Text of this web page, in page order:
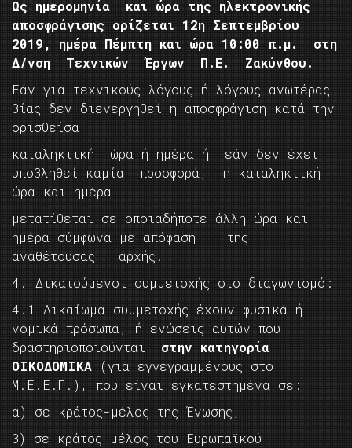
Ως ημερομηνία και ώρα της ηλεκτρονικής
αποσφράγισης ορίζεται 12η Σεπτεμβρίου
2019, ημέρα Πέμπτη και ώρα 10:00 π.μ. στη
Δ/νση Τεχνικών Έργων Π.Ε. Ζακύνθου.
Εάν για τεχνικούς λόγους ή λόγους ανωτέρας
βίας δεν διενεργηθεί η αποσφράγιση κατά την
ορισθείσα
καταληκτική ώρα ή ημέρα ή εάν δεν έχει
υποβληθεί καμία προσφορά, η καταληκτική
ώρα και ημέρα
μετατίθεται σε οποιαδήποτε άλλη ώρα και
ημέρα σύμφωνα με απόφαση της
αναθέτουσας αρχής.
4. Δικαιούμενοι συμμετοχής στο διαγωνισμό:
4.1 Δικαίωμα συμμετοχής έχουν φυσικά ή
νομικά πρόσωπα, ή ενώσεις αυτών που
δραστηριοποιούνται στην κατηγορία
ΟΙΚΟΔΟΜΙΚΑ
(για εγγεγραμμένους στο
Μ.Ε.Ε.Π.), που είναι εγκατεστημένα σε:
α) σε κράτος-μέλος της Ένωσης,
β) σε κράτος-μέλος του Ευρωπαϊκού